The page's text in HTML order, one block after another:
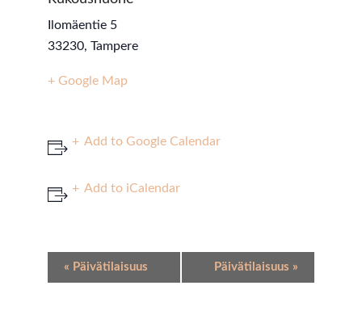
Ilomäentie 5
33230, Tampere
+ Google Map
Add to Google Calendar
Add to iCalendar
Event
« Päivätilaisuus Päivätilaisuus »